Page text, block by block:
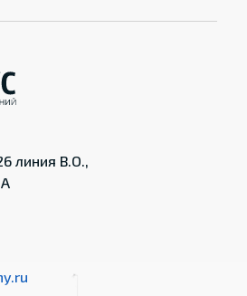
линия В.О.,